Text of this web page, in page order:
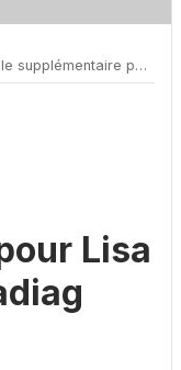
pour Lisa Tracker de Theradiag
Lisa